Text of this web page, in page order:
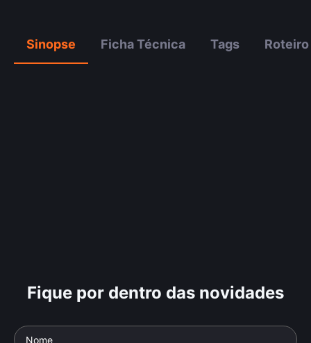
Sinopse Ficha Técnica Tags Roteiro
Fique por dentro das novidades